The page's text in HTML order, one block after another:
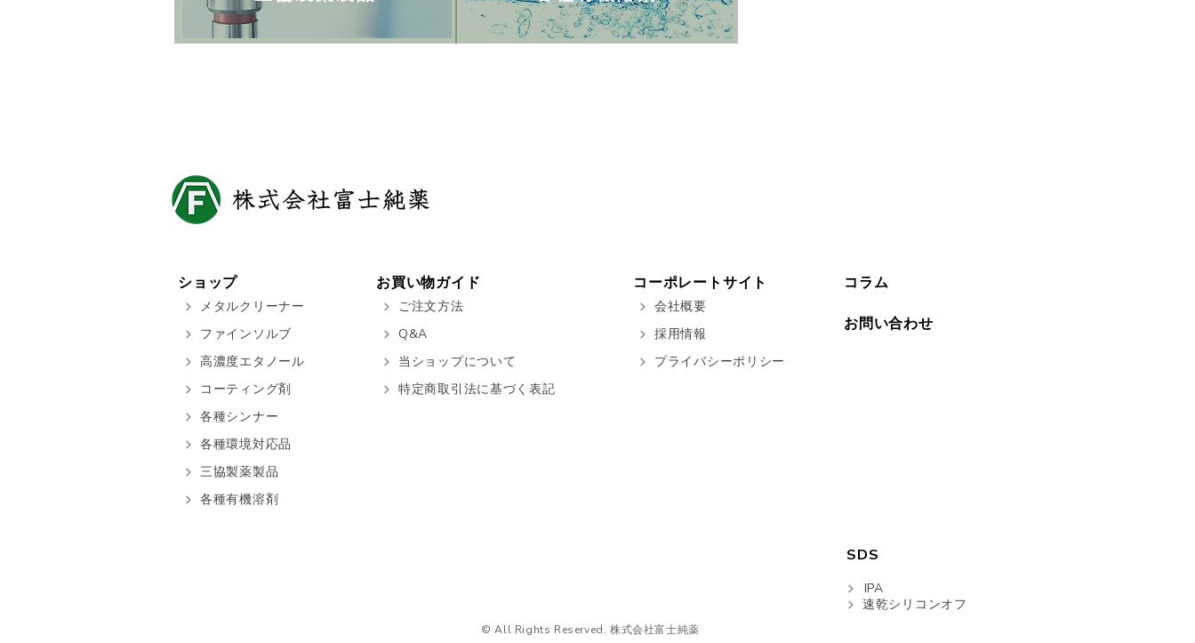
ショップ
メタルクリーナー
ファインソルブ
高濃度エタノール
コーティング剤
各種シンナー
各種環境対応品
三協製薬製品
各種有機溶剤
お買い物ガイド
ご注文方法
Q&A
当ショップについて
特定商取引法に基づく表記
コーポレートサイト コラム
会社概要
採用情報
プライバシーポリシー
お問い合わせ
SDS
IPA
速乾シリコンオフ
© All Rights Reserved. 株式会社富士純薬